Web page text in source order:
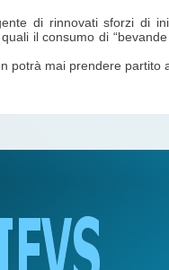
di rinnovati sforzi di
il consumo di
potrà mai prendere partito